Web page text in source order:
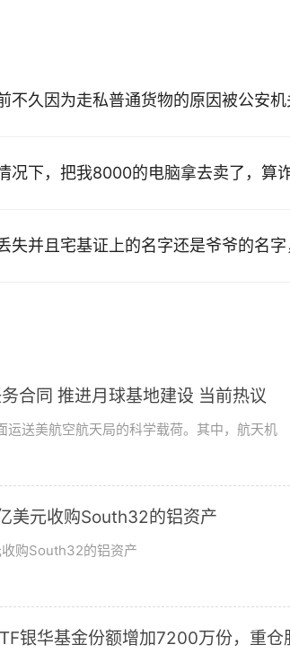
不久因为走私普通货物的原因被公安
况下，把我8000的电脑拿去卖了，算诈
失并且宅基证上的名字还是爷爷的名
合同 推进月球基地建设 当前热议
运送美航空航天局的科学载荷。其中，航天机
美元收购South32的铝资产
购South32的铝资产
银华基金份额增加7200万份，重